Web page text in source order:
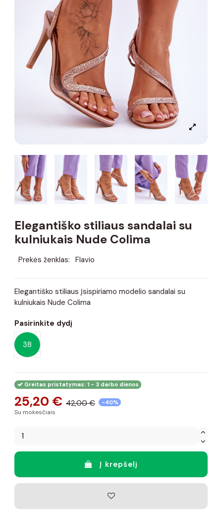
Elegantiško stiliaus sandalai su
kulniukais Nude Colima
Prekės ženklas: Flavio
Elegantiško stiliaus Įsispiriamo modelio sandalai su
kulniukais Nude Colima
Pasirinkite dydį
38
Greitas pristatymas: 1 - 3 darbo dienos
25,20 € 42,00 € -40%
Su mokesčiais
Į krepšelį